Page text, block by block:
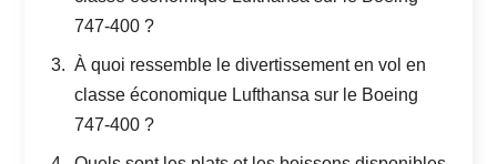
747-400 ?
À quoi ressemble le divertissement en vol en
classe économique Lufthansa sur le Boeing
747-400 ?